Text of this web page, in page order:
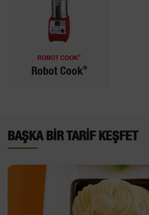
ROBOT COOK ®
Robot Cook®
BAŞKA BIR TARIF KEŞFET